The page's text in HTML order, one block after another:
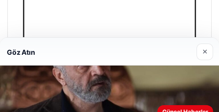
Göz Atın ×